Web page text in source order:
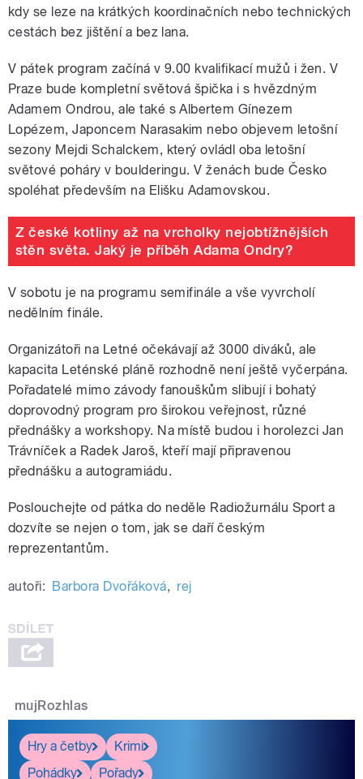
kdy se leze na krátkých koordinačních nebo technických
cestách bez jištění a bez lana.
V pátek program začíná v 9.00 kvalifikací mužů i žen. V
Praze bude kompletní světová špička i s hvězdným
Adamem Ondrou, ale také s Albertem Gínezem
Lopézem, Japoncem Narasakim nebo objevem letošní
sezony Mejdi Schalckem, který ovládl oba letošní
světové poháry v boulderingu. V ženách bude Česko
spoléhat především na Elišku Adamovskou.
Z české kotliny až na vrcholky nejobtížnějších
stěn světa. Jaký je příběh Adama Ondry?
V sobotu je na programu semifinále a vše vyvrcholí
nedělním finále.
Organizátoři na Letné očekávají až 3000 diváků, ale
kapacita Leténské pláně rozhodně není ještě vyčerpána.
Pořadatelé mimo závody fanouškům slibují i bohatý
doprovodný program pro širokou veřejnost, různé
přednášky a workshopy. Na místě budou i horolezci Jan
Trávníček a Radek Jaroš, kteří mají připravenou
přednášku a autogramiádu.
Poslouchejte od pátka do neděle Radiožurnálu Sport a
dozvíte se nejen o tom, jak se daří českým
reprezentantům.
autoři: Barbora Dvořáková, rej
mujRozhlas
Hry a četby
Krimi
Pohádky
Pořady